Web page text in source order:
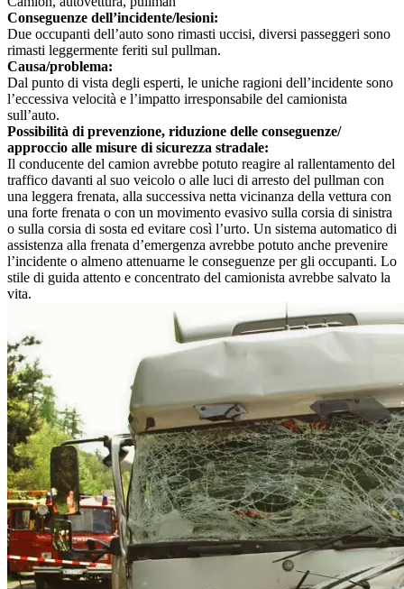
Conseguenze dell’incidente/lesioni:
Due occupanti dell’auto sono rimasti uccisi, diversi passeggeri sono
rimasti leggermente feriti sul pullman.
Causa/problema:
Dal punto di vista degli esperti, le uniche ragioni dell’incidente sono
l’eccessiva velocità e l’impatto irresponsabile del camionista
sull’auto.
Possibilità di prevenzione, riduzione delle conseguenze/
approccio alle misure di sicurezza stradale:
Il conducente del camion avrebbe potuto reagire al rallentamento del
traffico davanti al suo veicolo o alle luci di arresto del pullman con
una leggera frenata, alla successiva netta vicinanza della vettura con
una forte frenata o con un movimento evasivo sulla corsia di sinistra
o sulla corsia di sosta ed evitare così l’urto. Un sistema automatico di
assistenza alla frenata d’emergenza avrebbe potuto anche prevenire
l’incidente o almeno attenuarne le conseguenze per gli occupanti. Lo
stile di guida attento e concentrato del camionista avrebbe salvato la
vita.